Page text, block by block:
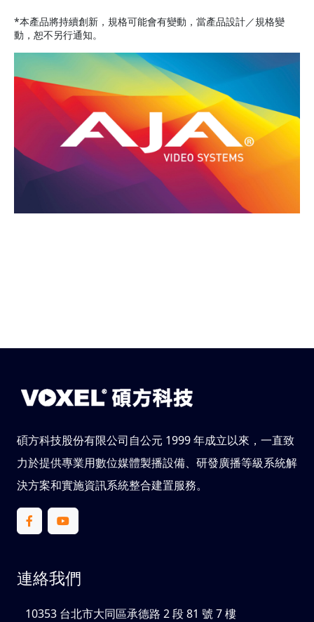
*本產品將持續創新，規格可能會有變動，當產品設計／規格變
動，恕不另行通知。
碩方科技股份有限公司自公元 1999 年成立以來，一直致
力於提供專業用數位媒體製播設備、研發廣播等級系統解
決方案和實施資訊系統整合建置服務。
連絡我們
10353 台北市大同區承德路 2 段 81 號 7 樓